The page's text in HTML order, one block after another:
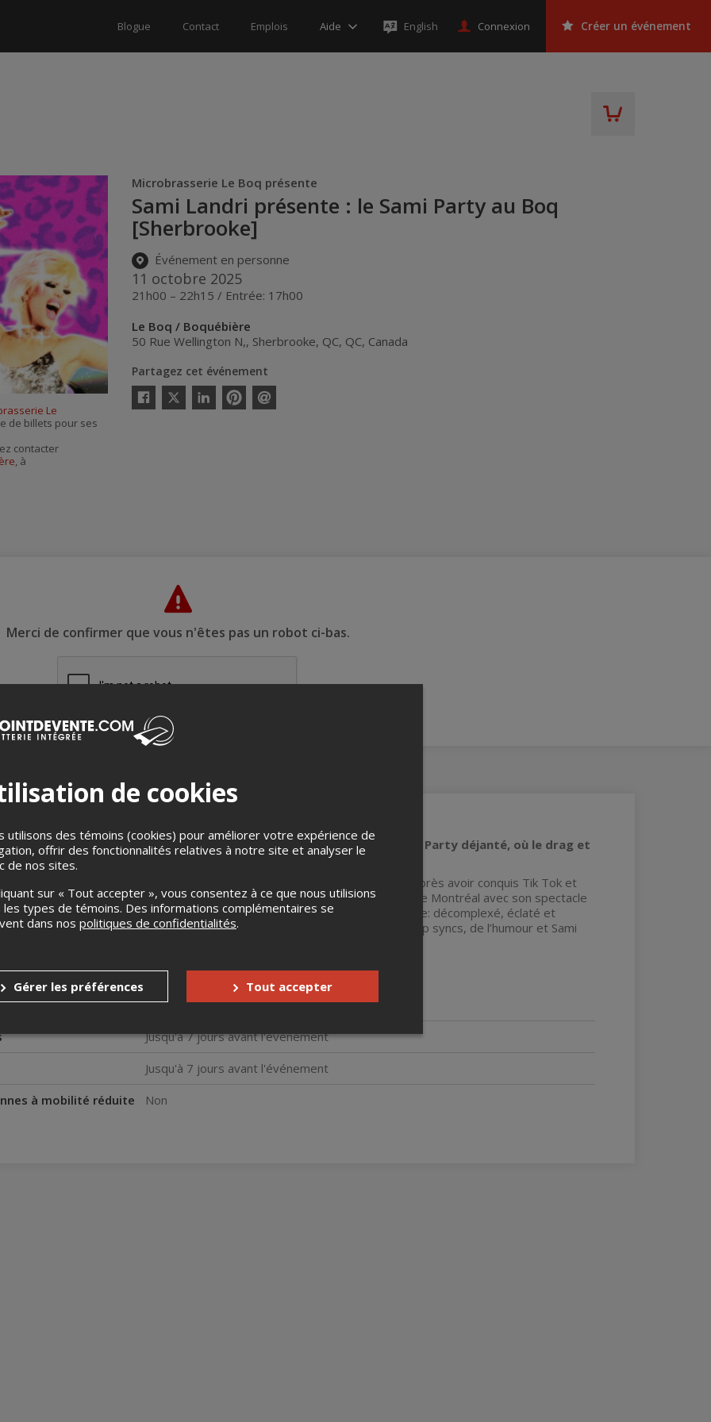
Blogue Contact Emplois Aide English Connexion Créer un événement
Microbrasserie Le Boq présente
Sami Landri présente : le Sami Party au Boq
[Sherbrooke]
Événement en personne
11 octobre 2025
21h00 – 22h15 / Entrée: 17h00
Le Boq / Boquébière
50 Rue Wellington N,, Sherbrooke, QC, QC, Canada
Partagez cet événement
Facebook
Twitter
LinkedinPinterestEnvoyer
Le
de billets pour ses
contacter
, à
Merci de confirmer que vous n'êtes pas un robot ci-bas.
Sami Landri prend d’assaut Le Boq, à Sherbrooke, pour un Sami Party déjanté, où le drag et
des médias sociaux, Sami Landri, t'invite au Sami Party: en tournée! Après avoir conquis Tik Tok et
capsules absurdes, chaotiques et audacieuses, Sami a enflammé le public de Montréal avec son spectacle
elle débarque dans ton coin pour animer ce show de drag à sa manière: décomplexé, éclaté et
complètement trash-chic. Au programme: des drags locales, des lip syncs, de l’humour et Sami
17h. Début du spectacle à 21h.
Jusqu'à 7 jours avant l'événement
Jusqu'à 7 jours avant l'événement
à mobilité réduite
Non
de cookies
utilisons des témoins (cookies) pour améliorer votre expérience de
offrir des fonctionnalités relatives à notre site et analyser le
de nos sites.
sur « Tout accepter », vous consentez à ce que nous utilisions
les types de témoins. Des informations complémentaires se
dans nos politiques de confidentialités.
Gérer les préférences Tout accepter